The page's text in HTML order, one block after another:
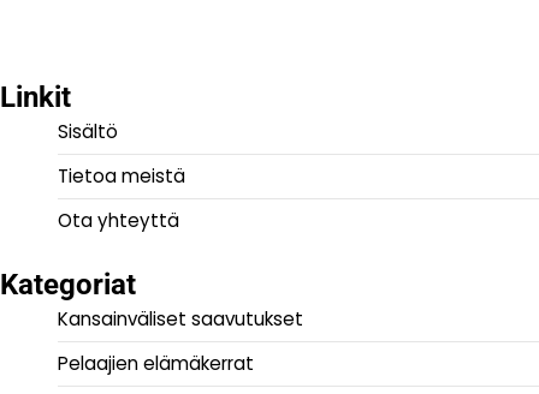
Linkit
Sisältö
Tietoa meistä
Ota yhteyttä
Kategoriat
Kansainväliset saavutukset
Pelaajien elämäkerrat